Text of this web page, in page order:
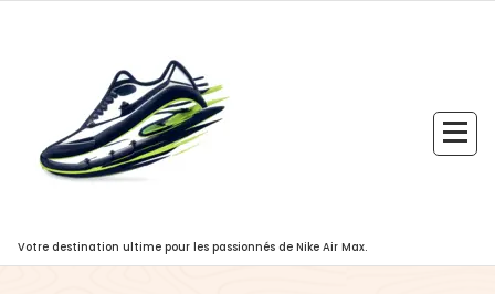
Votre destination ultime pour les passionnés de Nike Air Max.